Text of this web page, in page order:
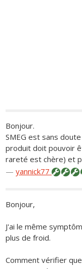
Bonjour.
SMEG est sans
produit doit pouvoir
rareté est chère) et
—yannick77
Bonjour,
J'ai le même
plus de froid.
Comment vérifier